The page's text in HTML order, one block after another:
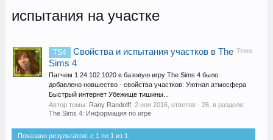
испытания на участке
Тема
TS4
Свойства и испытания участков в The
Sims 4
Патчем 1.24.102.1020 в базовую игру The Sims 4 было
добавлено новшество - свойства участков: Уютная атмосфера
Быстрый интернет Убежище тишины...
Автор темы: Rany Randolff, 2 ноя 2016, ответов - 26, в разделе:
The Sims 4: Информация по игре
Показано результатов: с 1 по 1 из 1.